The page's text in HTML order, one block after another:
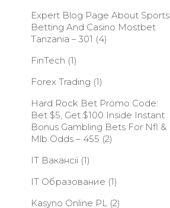
Expert Blog Page About Sports
Betting And Casino Mostbet
Tanzania – 301 (4)
FinTech (1)
Forex Trading (1)
Hard Rock Bet Promo Code:
Bet $5, Get $100 Inside Instant
Bonus Gambling Bets For Nfl &
Mlb Odds – 455 (2)
IT Вакансії(1)
IT Образование (1)
Kasyno Online PL(2)